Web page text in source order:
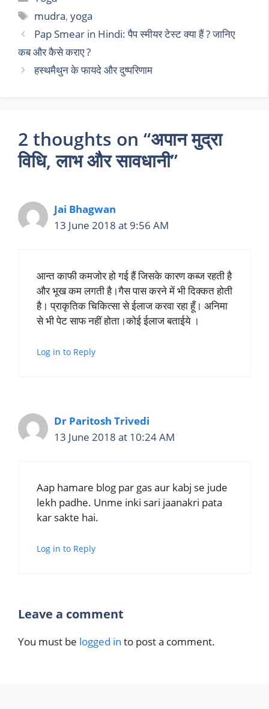
mudra,yoga
Pap Smear in Hindi: पैप स्मीयर टेस्ट क्या हैं ? जानिए
कब और कैसे कराए ?
हस्थमैथुन के फायदे और दुष्परिणाम
2 thoughts on “अपान मुद्रा
विधि, लाभ और सावधानी”
Jai Bhagwan
13 June 2018 at 9:56 AM
आन्त काफी कमजोर हो गई हैं जिसके कारण कब्ज रहती है
और भूख कम लगती है।गैस पास करने में भी दिक्कत होती
है। प्राकृतिक चिकित्सा से ईलाज करवा रहा हूँ। अनिमा
से भी पेट साफ नहीं होता।कोई ईलाज बताईये ।
Log in to Reply
Dr Paritosh Trivedi
13 June 2018 at 10:24 AM
Aap hamare blog par gas aur kabj se jude
lekh padhe. Unme inki sari jaanakri pata
kar sakte hai.
Log in to Reply
Leave a comment
You must be logged in to post a comment.